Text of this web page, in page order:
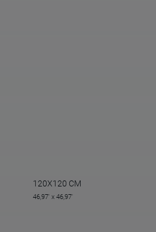
120X120 CM
46,97' x 46,97'